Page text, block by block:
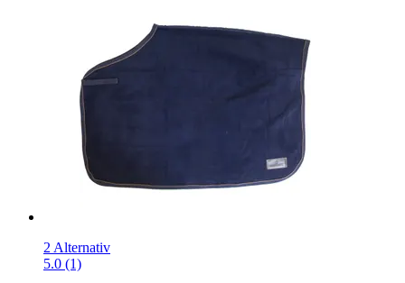
2 Alternativ
5.0 (1)